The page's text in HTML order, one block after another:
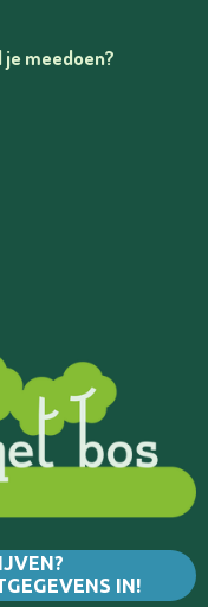
je meedoen?
IN!